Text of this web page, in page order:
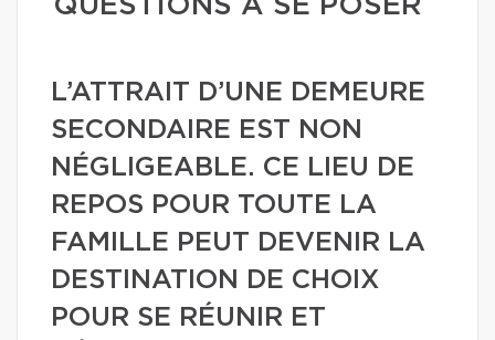
L’ATTRAIT D’UNE DEMEURE
SECONDAIRE EST NON
NÉGLIGEABLE. CE LIEU DE
REPOS POUR TOUTE LA
FAMILLE PEUT DEVENIR LA
DESTINATION DE CHOIX
POUR SE RÉUNIR ET